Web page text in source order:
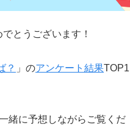
とうございます！
？ 」のアンケート結果TOP1
緒に予想しながらご覧くだ